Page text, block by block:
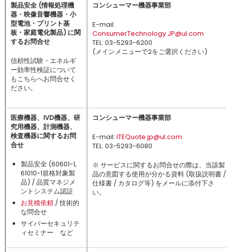
製品安全 (情報処理機
器・映像音響機器・小
型電池・プリント基
板・家庭電化製品) に関
するお問合せ
信頼性試験・エネルギ
ー効率性検証について
もこちらへお問合せく
ださい。
コンシューマー機器事業部
E-mail:
ConsumerTechnology.JP@ul.com
TEL: 03-5293-6200
(メインメニューで2をご選択ください)
医療機器、IVD機器、研
究用機器、計測機器、
検査機器に関するお問
合せ
製品安全 (60601-1,
61010-1規格対象製
品) / 品質マネジメ
ントシステム認証
お見積依頼 / 技術的
な問合せ
サイバーセキュリテ
ィセミナー など
コンシューマー機器事業部
E-mail: ITEQuote.jp@ul.com
TEL: 03-5293-6080
※ サービスに関するお問合せの際は、当該製
品の意図する使用が分かる資料 (取扱説明書 /
仕様書 / カタログ等) をメールに添付下さ
い。